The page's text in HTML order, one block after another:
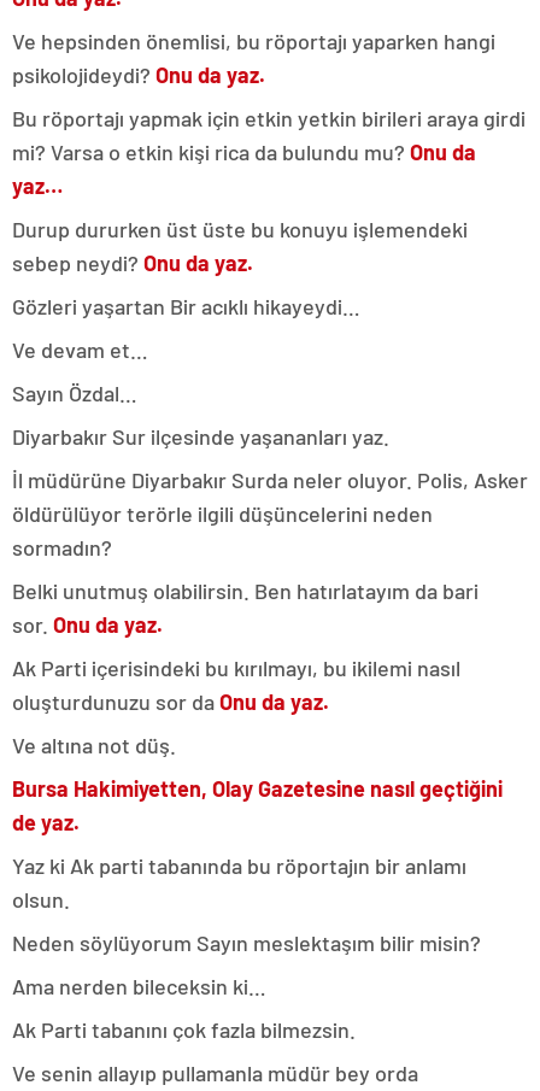
Ve hepsinden önemlisi, bu röportajı yaparken hangi
psikolojideydi? Onu da yaz.
Bu röportajı yapmak için etkin yetkin birileri araya girdi
mi? Varsa o etkin kişi rica da bulundu mu? Onu da
yaz…
Durup dururken üst üste bu konuyu işlemendeki
sebep neydi? Onu da yaz.
Gözleri yaşartan Bir acıklı hikayeydi…
Ve devam et…
Sayın Özdal…
Diyarbakır Sur ilçesinde yaşananları yaz.
İl müdürüne Diyarbakır Surda neler oluyor. Polis, Asker
öldürülüyor terörle ilgili düşüncelerini neden
sormadın?
Belki unutmuş olabilirsin. Ben hatırlatayım da bari
sor. Onu da yaz.
Ak Parti içerisindeki bu kırılmayı, bu ikilemi nasıl
oluşturdunuzu sor daOnu da yaz.
Ve altına not düş.
Bursa Hakimiyetten, Olay Gazetesine nasıl geçtiğini
de yaz.
Yaz ki Ak parti tabanında bu röportajın bir anlamı
olsun.
Neden söylüyorum Sayın meslektaşım bilir misin?
Ama nerden bileceksin ki…
Ak Parti tabanını çok fazla bilmezsin.
Ve senin allayıp pullamanla müdür bey orda